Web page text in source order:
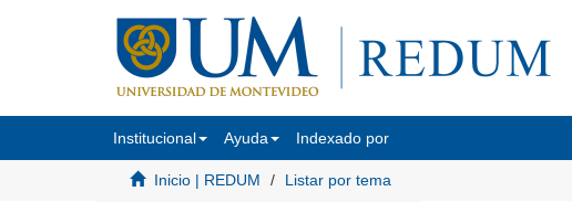
Institucional Ayuda Indexado por
Inicio | REDUM Listar por tema